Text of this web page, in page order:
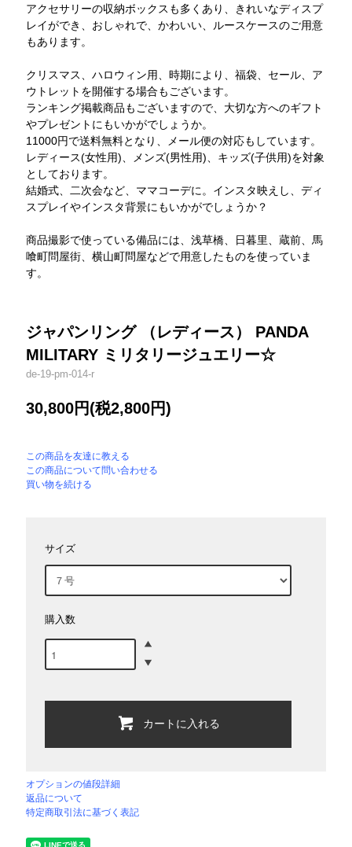
アクセサリーの収納ボックスも多くあり、きれいなディスプ
レイができ、おしゃれで、かわいい、ルースケースのご用意
もあります。
クリスマス、ハロウィン用、時期により、福袋、セール、ア
ウトレットを開催する場合もございます。
ランキング掲載商品もございますので、大切な方へのギフト
やプレゼントにもいかがでしょうか。
11000円で送料無料となり、メール便の対応もしています。
レディース(女性用)、メンズ(男性用)、キッズ(子供用)を対象
としております。
結婚式、二次会など、ママコーデに。インスタ映えし、ディ
スプレイやインスタ背景にもいかがでしょうか？
商品撮影で使っている備品には、浅草橋、日暮里、蔵前、馬
喰町問屋街、横山町問屋などで用意したものを使っていま
す。
ジャパンリング （レディース） PANDA
MILITARY ミリタリージュエリー☆
de-19-pm-014-r
30,800円(税2,800円)
この商品を友達に教える
この商品について問い合わせる
買い物を続ける
サイズ
購入数
カートに入れる
オプションの値段詳細
返品について
特定商取引法に基づく表記